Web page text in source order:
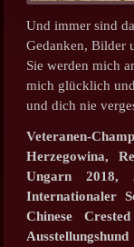
Und immer sind
Gedanken, Bilder
Sie werden mich
mich glücklich
und dich nie
Veteranen-
Herzegowina,
Ungarn 2018,
Internationaler
Chinese